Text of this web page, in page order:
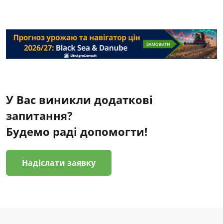
У Вас виникли додаткові
запитання?
Будемо раді допомогти!
Надіслати заявку